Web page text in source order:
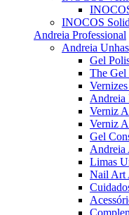
INOCOS
Andreia Professional
Andreia Unhas
Gel
The Gel
Andreia
Verniz
Verniz
Gel
Limas
Nail Art